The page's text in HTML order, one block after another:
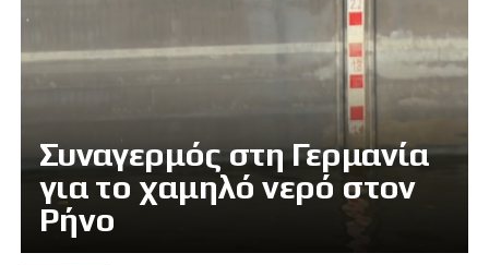
Συναγερμός στη Γερμανία
για το χαμηλό νερό στον
Ρήνο